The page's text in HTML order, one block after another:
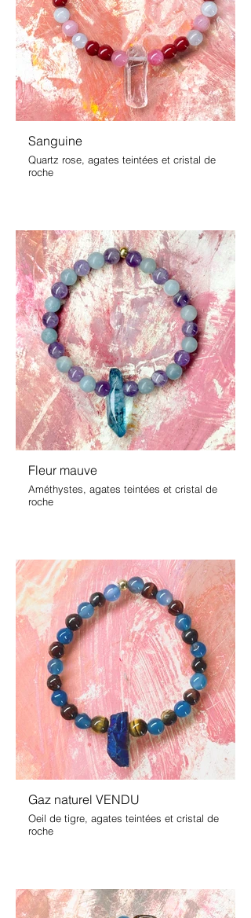
Sanguine
Quartz rose, agates teintées et cristal de
roche
Fleur mauve
Améthystes, agates teintées et cristal de
roche
Gaz naturel VENDU
Oeil de tigre, agates teintées et cristal de
roche